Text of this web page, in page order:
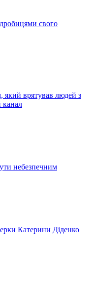
свого
який врятував людей з
канал
небезпечним
Катерини Діденко